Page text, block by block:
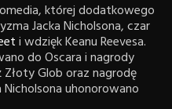
której dodatkowego
Jacka Nicholsona, czar
i wdzięk Keanu Reevesa.
do Oscara i nagrody
Złoty Glob oraz nagrodę
uhonorowano